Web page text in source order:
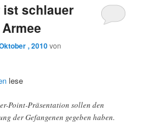
ist schlauer
, 2010von
lese
Point-Präsentation sollen den
der Gefangenen gegeben haben.